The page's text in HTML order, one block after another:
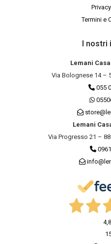
Termini e
I
Lemani
Via Bolognese 14 –
055
Lemani
Via Progresso 21 –
4,8